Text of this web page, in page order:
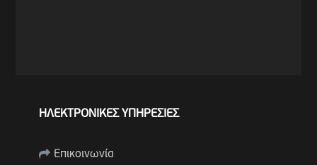
ΗΛΕΚΤΡΟΝΙΚΕΣ ΥΠΗΡΕΣΙΕΣ
Επικοινωνία